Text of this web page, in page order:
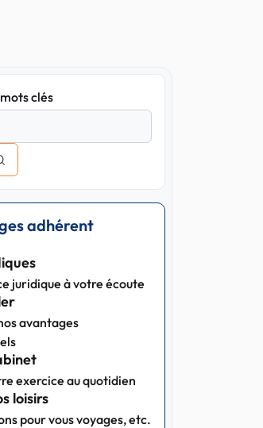
clés
adhérent
juridique à votre écoute
avantages
exercice au quotidien
loisirs
pour vous voyages, etc.